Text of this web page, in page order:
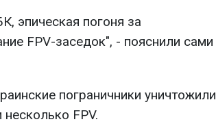
эпическая погоня за
FPV-заседок", - пояснили сами
пограничники уничтожили
FPV.